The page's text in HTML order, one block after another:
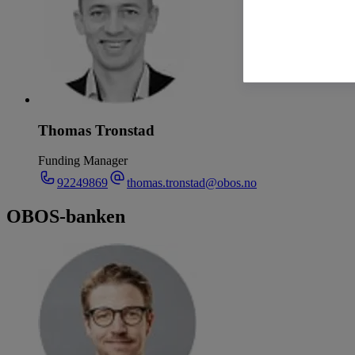
Thomas Tronstad
Funding Manager
92249869
thomas.tronstad@obos.no
OBOS-banken